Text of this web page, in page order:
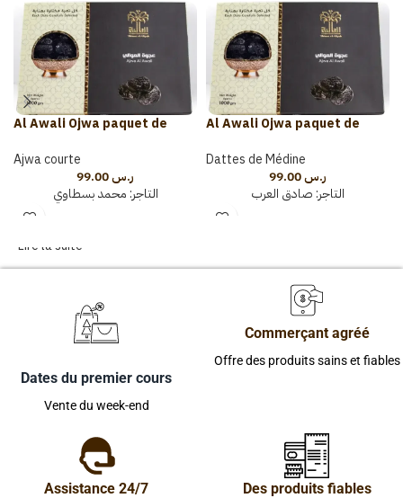
Al Awali Ojwa paquet de
Ajwa courte
ر.س
التاجر: محمد بسطاوي
Al Awali Ojwa paquet de
Dattes de Médine
ر.س
التاجر: صادق العرب
Lire la suite
Dates du premier cours
Vente du week-end
Commerçant agréé
Offre des produits sains et fiables
Assistance 24/7 Des produits fiables